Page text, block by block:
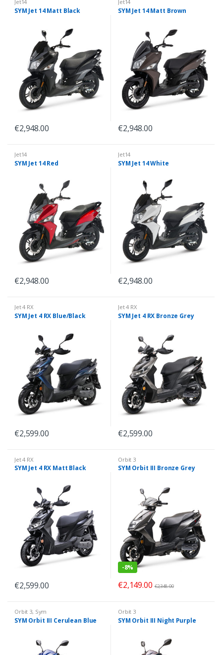
Jet14
SYM Jet 14 Matt Black
€2,948.00
Jet14
SYM Jet 14 Matt Brown
€2,948.00
Jet14
SYM Jet 14 Red
€2,948.00
Jet14
SYM Jet 14 White
€2,948.00
Jet 4 RX
SYM Jet 4 RX Blue/Black
€2,599.00
Jet 4 RX
SYM Jet 4 RX Bronze Grey
€2,599.00
Jet 4 RX
SYM Jet 4 RX Matt Black
€2,599.00
Orbit 3
SYM Orbit III Bronze Grey
-8%
€2,149.00 €2,348.00
Orbit 3, Sym
SYM Orbit III Cerulean Blue
Orbit 3
SYM Orbit III Night Purple